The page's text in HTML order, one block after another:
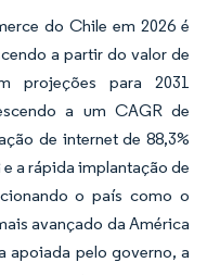
do Chile em 2026 é
a partir do valor de
projeções para 2031
a um CAGR de
de internet de 88,3%
a rápida implantação de
o país como o
avançado da América
apoiada pelo governo, a